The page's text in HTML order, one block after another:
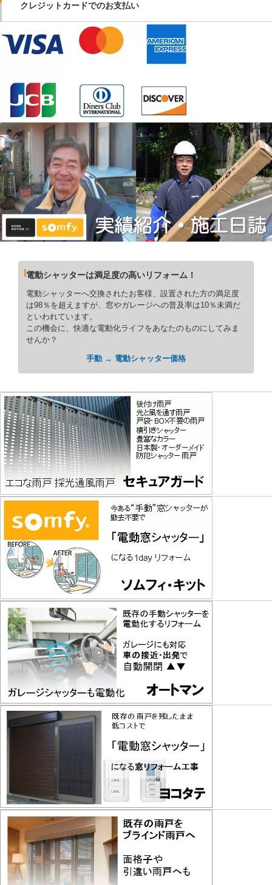
クレジットカードでのお支払い
電動シャッターは満足度の高いリフォーム！
電動シャッターへ交換されたお客様、設置された方の満足度
は98％を超えますが、窓やガレージへの普及率は10％未満だ
といわれています。
この機会に、快適な電動化ライフをあなたのものにしてみま
せんか？
手動 → 電動シャッター価格